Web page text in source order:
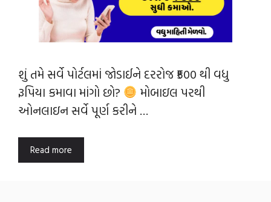
શું તમે સર્વે પોર્ટલમાં જોડાઈને દરરોજ ₹500 થી વધુ
રૂપિયા કમાવા માંગો છો?
મોબાઇલ પરથી
ઓનલાઇન સર્વે પૂર્ણ કરીને …
Read more